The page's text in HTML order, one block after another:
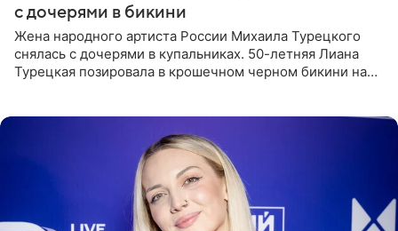
с дочерями в бикини
Жена народного артиста России Михаила Турецкого
снялась с дочерями в купальниках. 50-летняя Лиана
Турецкая позировала в крошечном черном бикини на